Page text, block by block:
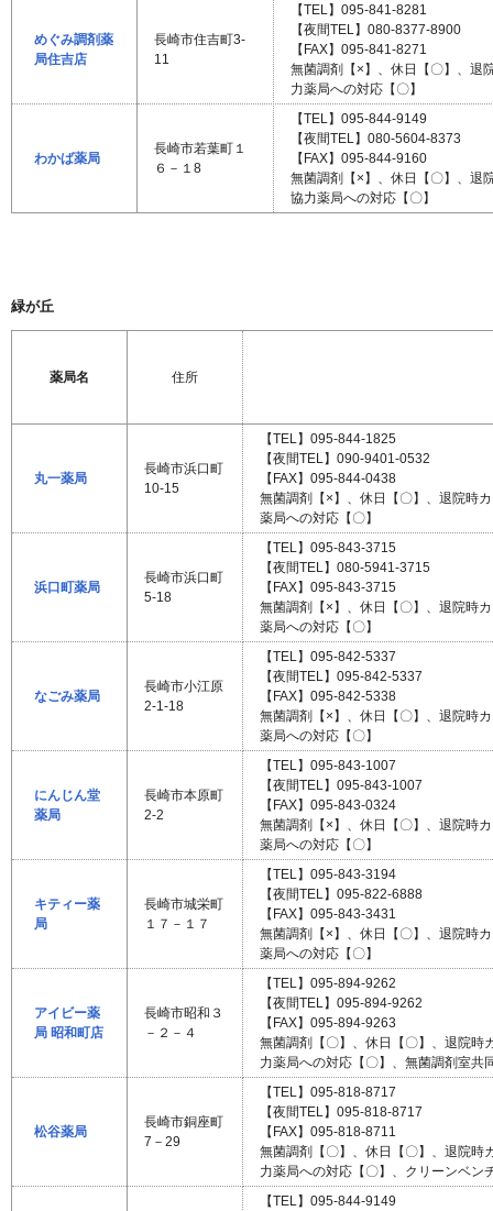
めぐみ調剤薬
局住吉店
長崎市住吉町3-
11
【TEL】095-841-8281
【夜間TEL】080-8377-8900
【FAX】095-841-8271
無菌調剤【×】、休日【〇】、退
力薬局への対応【〇】
わかば薬局
長崎市若葉町１
６－１8
【TEL】095-844-9149
【夜間TEL】080-5604-8373
【FAX】095-844-9160
無菌調剤【×】、休日【〇】、退
協力薬局への対応【〇】
緑が丘
薬局名 住所
丸一薬局
長崎市浜口町
10-15
【TEL】095-844-1825
【夜間TEL】090-9401-0532
【FAX】095-844-0438
無菌調剤【×】、休日【〇】、退院時
薬局への対応【〇】
浜口町薬局
長崎市浜口町
5-18
【TEL】095-843-3715
【夜間TEL】080-5941-3715
【FAX】095-843-3715
無菌調剤【×】、休日【〇】、退院時
薬局への対応【〇】
なごみ薬局
長崎市小江原
2-1-18
【TEL】095-842-5337
【夜間TEL】095-842-5337
【FAX】095-842-5338
無菌調剤【×】、休日【〇】、退院時
薬局への対応【〇】
にんじん堂
薬局
長崎市本原町
2-2
【TEL】095-843-1007
【夜間TEL】095-843-1007
【FAX】095-843-0324
無菌調剤【×】、休日【〇】、退院時
薬局への対応【〇】
キティー薬
局
長崎市城栄町
１７－１７
【TEL】095-843-3194
【夜間TEL】095-822-6888
【FAX】095-843-3431
無菌調剤【×】、休日【〇】、退院時
薬局への対応【〇】
アイビー薬
局 昭和町店
長崎市昭和３
－２－４
【TEL】095-894-9262
【夜間TEL】095-894-9262
【FAX】095-894-9263
無菌調剤【〇】、休日【〇】、退院時
力薬局への対応【〇】、無菌調剤室共
松谷薬局
長崎市銅座町
7－29
【TEL】095-818-8717
【夜間TEL】095-818-8717
【FAX】095-818-8711
無菌調剤【〇】、休日【〇】、退院時
力薬局への対応【〇】、クリーンベン
【TEL】095-844-9149